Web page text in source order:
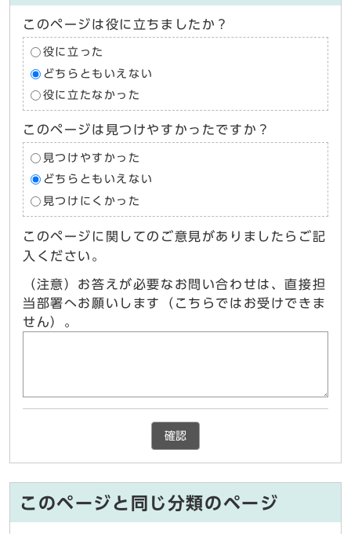
このページは役に立ちましたか？
役に立った
どちらともいえない
役に立たなかった
このページは見つけやすかったですか？
見つけやすかった
どちらともいえない
見つけにくかった
このページに関してのご意見がありましたらご記
入ください。
（注意）お答えが必要なお問い合わせは、直接担
当部署へお願いします（こちらではお受けできま
せん）。
確認
このページと同じ分類のページ